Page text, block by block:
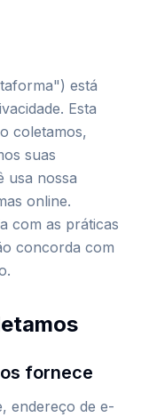
está
Esta
coletamos,
suas
usa nossa
online.
com as práticas
concorda com
fornece
endereço de e-